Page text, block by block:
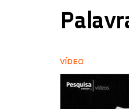
VÍDEO